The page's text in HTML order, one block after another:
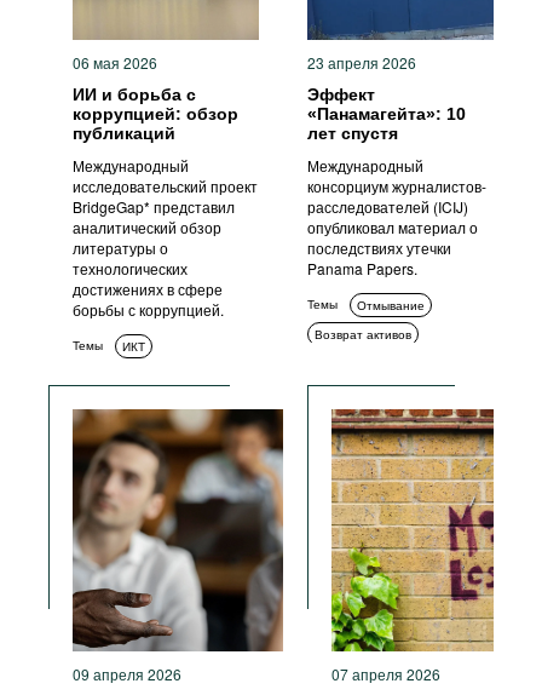
06 мая 2026
ИИ и борьба с
коррупцией: обзор
публикаций
Международный
исследовательский проект
BridgeGap* представил
аналитический обзор
литературы о
технологических
достижениях в сфере
борьбы с коррупцией.
Темы ИКТ
23 апреля 2026
Эффект
«Панамагейта»: 10
лет спустя
Международный
консорциум журналистов-
расследователей (ICIJ)
опубликовал материал о
последствиях утечки
Panama Papers.
Темы
Отмывание
Возврат активов
09 апреля 2026 07 апреля 2026